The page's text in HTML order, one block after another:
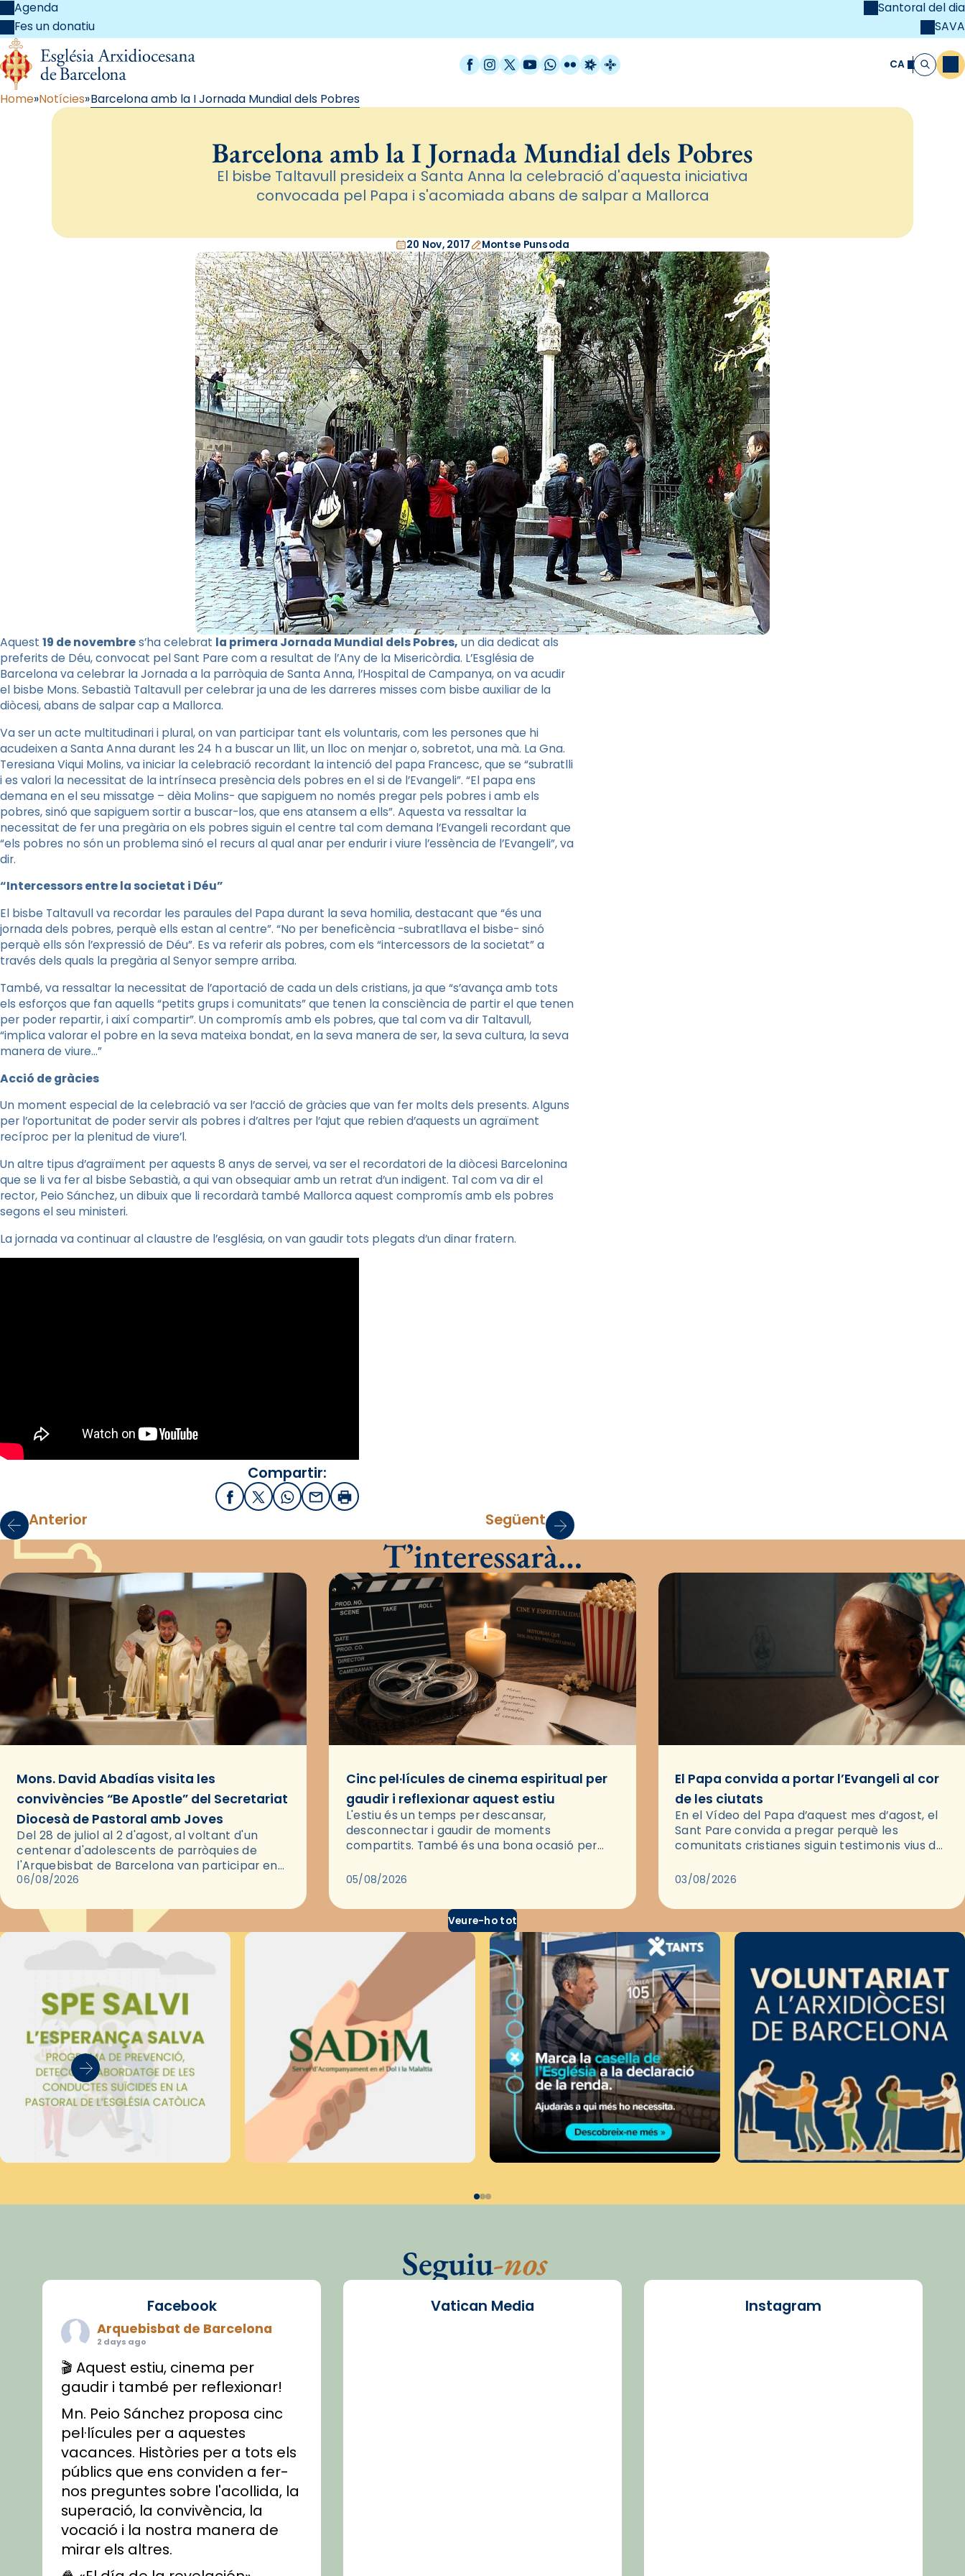
Agenda
Fes un donatiu
Santoral del dia
SAVA
Facebook
Instagram
X / Twitter
YouTube
WhatsApp
FlickrRadio Estel
Catalunya Cristiana CA Cerca
Home Notícies Barcelona amb la I Jornada Mundial dels Pobres
Barcelona amb la I Jornada Mundial dels Pobres
El bisbe Taltavull presideix a Santa Anna la celebració d'aquesta iniciativa
convocada pel Papa i s'acomiada abans de salpar a Mallorca
20 Nov, 2017 Montse Punsoda
Aquest 19 de novembres’ha celebrat la primera Jornada Mundial dels Pobres, un dia dedicat als
preferits de Déu, convocat pel Sant Pare com a resultat de l’Any de la Misericòrdia. L’Església de
Barcelona va celebrar la Jornada a la parròquia de Santa Anna, l’Hospital de Campanya, on va acudir
el bisbe Mons. Sebastià Taltavull per celebrar ja una de les darreres misses com bisbe auxiliar de la
diòcesi, abans de salpar cap a Mallorca.
Va ser un acte multitudinari i plural, on van participar tant els voluntaris, com les persones que hi
acudeixen a Santa Anna durant les 24 h a buscar un llit, un lloc on menjar o, sobretot, una mà. LaGna.
TeresianaViqui Molins, va iniciar la celebració recordant la intenció del papa Francesc, que se “subratlli
i es valori la necessitat de la intrínseca presència dels pobres en el si de l’Evangeli”. “El papa ens
demana en el seu missatge – dèia Molins- que sapiguem no només pregar pels pobres i amb els
pobres, sinó que sapiguem sortir a buscar-los, que ens atansem a ells”. Aquesta va ressaltar la
necessitat de fer una pregària on els pobres siguin el centre tal com demana l’Evangeli recordant que
“els pobres no són un problema sinó el recurs al qual anar per endurir i viure l’essència de l’Evangeli”, va
dir.
“Intercessors entre la societat i Déu”
El bisbe Taltavull va recordar les paraules del Papa durant la seva homilia, destacant que “és una
jornada dels pobres, perquè ells estan al centre”. “No per beneficència -subratllava el bisbe- sinó
perquè ells són l’expressió de Déu”. Es va referir als pobres, com els “intercessors de la societat” a
través dels quals la pregària al Senyor sempre arriba.
També, va ressaltar la necessitat de l’aportació de cada un dels cristians, ja que “s’avança amb tots
els esforços que fan aquells “petits grups i comunitats” que tenen la consciència de partir el que tenen
per poder repartir, i així compartir”. Un compromís amb els pobres, que tal com va dir Taltavull,
“implica valorar el pobre en la seva mateixa bondat, en la seva manera de ser, la seva cultura, la seva
manera de viure…”
Acció de gràcies
Un moment especial de la celebració va ser l’acció de gràcies que van fer molts dels presents. Alguns
per l’oportunitat de poder servir als pobres i d’altres per l’ajut que rebien d’aquests un agraïment
recíproc per la plenitud de viure’l.
Un altre tipus d’agraïment per aquests 8 anys de servei, va ser el recordatori de la diòcesi Barcelonina
que se li va fer al bisbe Sebastià, a qui van obsequiar amb un retrat d’un indigent. Tal com va dir el
rector, Peio Sánchez, un dibuix que li recordarà també Mallorca aquest compromís amb els pobres
segons el seu ministeri.
La jornada va continuar al claustre de l’església, on van gaudir tots plegats d’un dinar fratern.
Compartir:
FacebookX / Twitter
WhatsApp
EmailImprimir
Anterior Següent
T’interessarà…
Mons. David Abadías visita les
convivències “Be Apostle” del Secretariat
Diocesà de Pastoral amb Joves
Del 28 de juliol al 2 d'agost, al voltant d'un
centenar d'adolescents de parròquies de
l'Arquebisbat de Barcelona van participar en
les convivències Be Apostle, organitzades pel
06/08/2026
Cinc pel·lícules de cinema espiritual per
gaudir i reflexionar aquest estiu
L'estiu és un temps per descansar,
desconnectar i gaudir de moments
compartits. També és una bona ocasió per
través del cinema, reflexionar sobre les…
05/08/2026
El Papa convida a portar l’Evangeli al cor
de les ciutats
En el Vídeo del Papa d’aquest mes d’agost, el
Sant Pare convida a pregar perquè les
comunitats cristianes siguin testimonis vius de
pregària, el…
03/08/2026
Veure-ho tot
Seguiu-nos
Facebook
Arquebisbat de Barcelona
2 days ago
🎬 Aquest estiu, cinema per
gaudir i també per reflexionar!
Mn. Peio Sánchez proposa cinc
pel·lícules per a aquestes
vacances. Històries per a tots els
públics que ens conviden a fer-
nos preguntes sobre l'acollida, la
superació, la convivència, la
vocació i la nostra manera de
mirar els altres.
Vatican Media Instagram